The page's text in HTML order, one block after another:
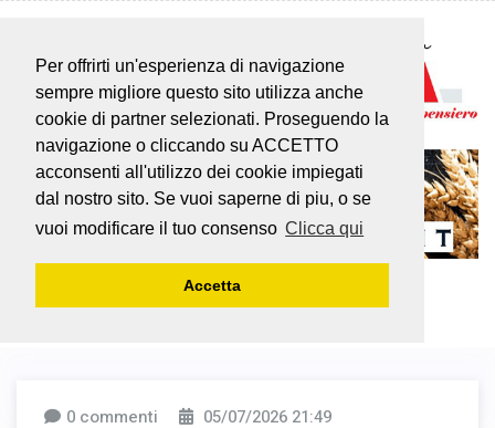
Per offrirti un'esperienza di navigazione
sempre migliore questo sito utilizza anche
cookie di partner selezionati. Proseguendo la
navigazione o cliccando su ACCETTO
acconsenti all'utilizzo dei cookie impiegati
dal nostro sito. Se vuoi saperne di piu, o se
vuoi modificare il tuo consenso Clicca qui
Accetta
0 commenti 05/07/2026 21:49